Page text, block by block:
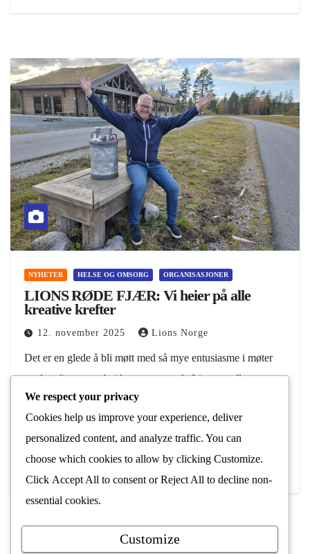
NYHETER HELSE OG OMSORG ORGANISASJONER
LIONS RØDE FJÆR: Vi heier på alle
kreative krefter
12. november 2025 Lions Norge
Det er en glede å bli møtt med så mye entusiasme i møter
med mulige samarbeidspartnere og de Lions-medlemmene
jeg har møtt så langt. Lions-kraften gir oss i hovedkomiteen
energi. Det sier…
Les Mer
We respect your privacy
Cookies help us improve your experience, deliver
personalized content, and analyze traffic. You can
choose which cookies to allow by clicking Customize.
Click Accept All to consent orReject All to decline non-
essential cookies.
Customize